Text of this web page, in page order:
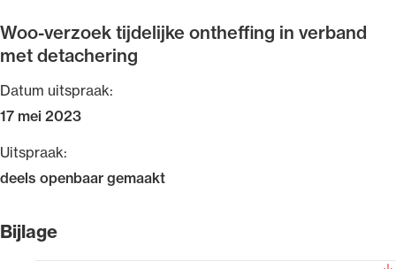
Woo-verzoek tijdelijke ontheffing in verband
met detachering
Datum uitspraak:
17 mei 2023
Uitspraak:
deels openbaar gemaakt
Bijlage